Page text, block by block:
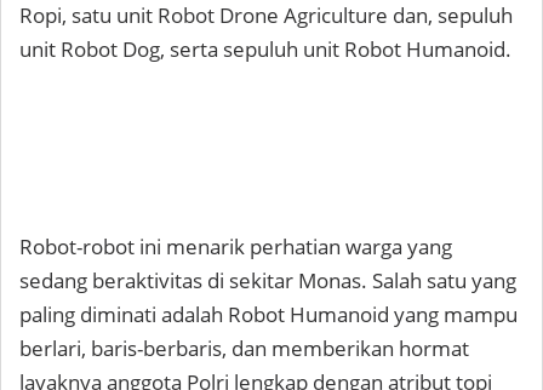
Ropi, satu unit Robot Drone Agriculture dan, sepuluh
unit Robot Dog, serta sepuluh unit Robot Humanoid.
Robot-robot ini menarik perhatian warga yang
sedang beraktivitas di sekitar Monas. Salah satu yang
paling diminati adalah Robot Humanoid yang mampu
berlari, baris-berbaris, dan memberikan hormat
layaknya anggota Polri lengkap dengan atribut topi